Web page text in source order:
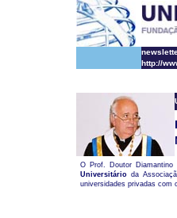
http://
O Prof. Doutor
Universitário da
universidades privadas com